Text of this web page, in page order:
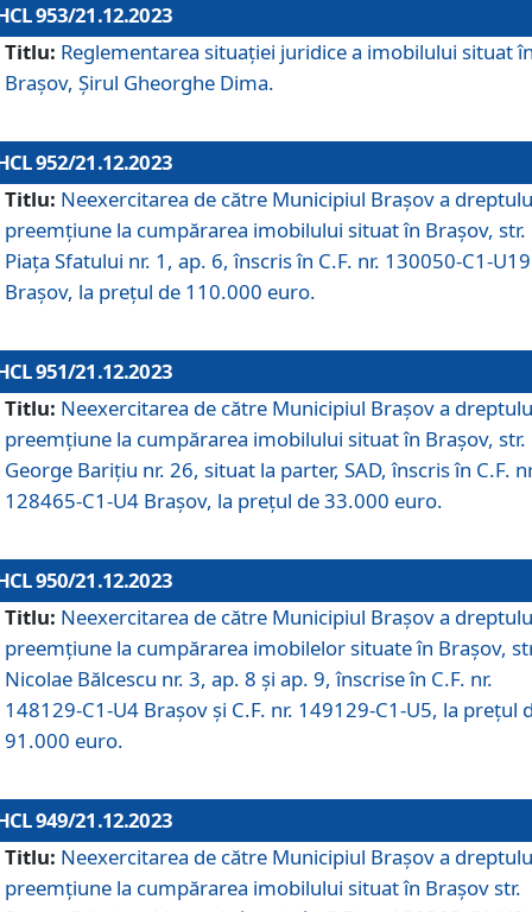
953/21.12.2023
Titlu: Reglementarea situației juridice a imobilului situat
Brașov, Șirul Gheorghe Dima.
952/21.12.2023
Titlu: Neexercitarea de către Municipiul Brașov a
preemțiune la cumpărarea imobilului situat în Brașov, str.
Piața Sfatului nr. 1, ap. 6, înscris în C.F. nr. 130050-C1-U19
Brașov, la prețul de 110.000 euro.
951/21.12.2023
Titlu: Neexercitarea de către Municipiul Brașov a
preemțiune la cumpărarea imobilului situat în Brașov, str.
George Barițiu nr. 26, situat la parter, SAD, înscris în C.F.
128465-C1-U4 Brașov, la prețul de 33.000 euro.
950/21.12.2023
Titlu: Neexercitarea de către Municipiul Brașov a
preemțiune la cumpărarea imobilelor situate în Brașov,
Nicolae Bălcescu nr. 3, ap. 8 și ap. 9, înscrise în C.F. nr.
148129-C1-U4 Brașov și C.F. nr. 149129-C1-U5, la prețul
91.000 euro.
949/21.12.2023
Titlu: Neexercitarea de către Municipiul Brașov a
preemțiune la cumpărarea imobilului situat în Brașov str.